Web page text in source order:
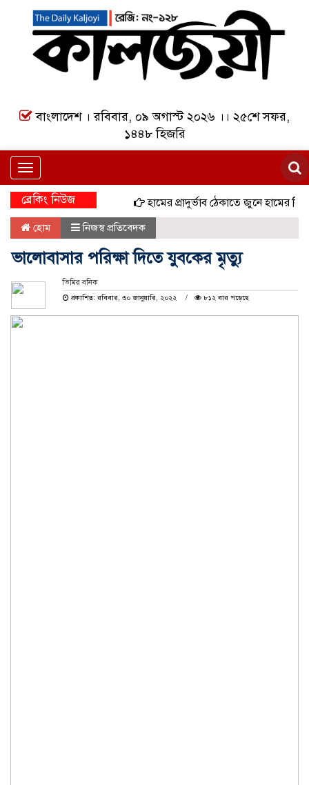
বাংলাদেশ । রবিবার, ০৯ অগাস্ট ২০২৬ ।। ২৫শে সফর,
১৪৪৮ হিজরি
Toggle
navigation
ব্রেকিং নিউজ হামের প্রাদুর্ভাব ঠেকাতে জুনে হামের বিশেষ
হোম নিজস্ব প্রতিবেদক
ভালোবাসার পরিক্ষা দিতে যুবকের মৃত্যু
তিমির বনিক
প্রকাশিত: রবিবার, ৩০ জানুয়ারি, ২০২২
৮১২ বার পড়েছে